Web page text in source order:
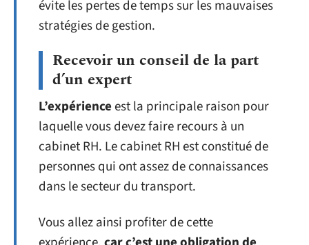
évite les pertes de temps sur les mauvaises
stratégies de gestion.
Recevoir un conseil de la part
d’un expert
L’expérienceest la principale raison pour
laquelle vous devez faire recours à un
cabinet RH. Le cabinet RH est constitué de
personnes qui ont assez de connaissances
dans le secteur du transport.
Vous allez ainsi profiter de cette